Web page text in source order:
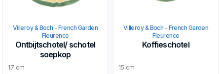
Villeroy & Boch - French Garden
Fleurence
Ontbijtschotel/ schotel
soepkop
17 cm
Villeroy & Boch - French Garden
Fleurence
Koffieschotel
15 cm